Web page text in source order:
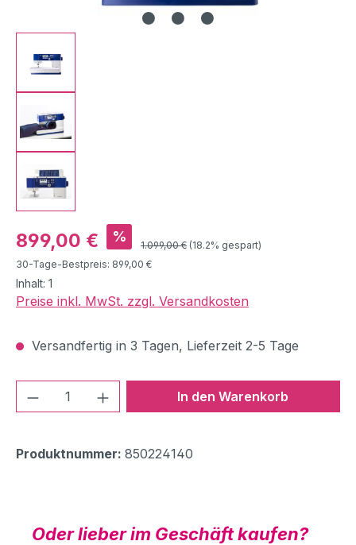
Verkaufspreis:
899,00 € % Regulärer Preis:
1.099,00 € (18.2% gespart)
30-Tage-Bestpreis: 899,00 €
Inhalt: 1
Preise inkl. MwSt. zzgl. Versandkosten
Versandfertig in 3 Tagen, Lieferzeit 2-5 Tage
Produkt Anzahl: Gib denIn den Warenkorb
Produktnummer: 850224140
Oder lieber im Geschäft kaufen?